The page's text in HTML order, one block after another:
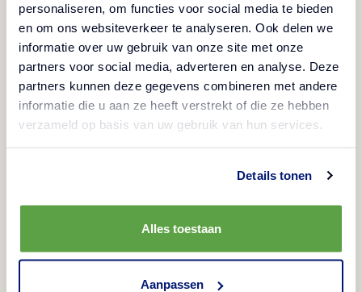
personaliseren, om functies voor social media te bieden
en om ons websiteverkeer te analyseren. Ook delen we
informatie over uw gebruik van onze site met onze
partners voor social media, adverteren en analyse. Deze
partners kunnen deze gegevens combineren met andere
informatie die u aan ze heeft verstrekt of die ze hebben
verzameld op basis van uw gebruik van hun services.
Details tonen
Alles toestaan
Aanpassen
5. Presentatie is key
De presentatie van de gerechten en drankjes is net zo
belangrijk als de smaak. Zorg voor een mooie opmaak
van de borden en glazen en voeg bijvoorbeeld eetbare
bloemen of kruiden toe voor een extra touch.
Met zomerse gerechten en drankjes is het leuk om
gasten de mogelijkheid te bieden om te delen. Dit kan
bijvoorbeeld door het serveren van kleine hapjes. Zorg
ervoor dat je gasten kunnen kiezen uit heerlijke